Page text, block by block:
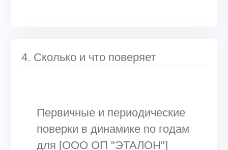
4. Сколько и что поверяет
Первичные и периодические
поверки в динамике по годам
для [ООО ОП "ЭТАЛОН"]